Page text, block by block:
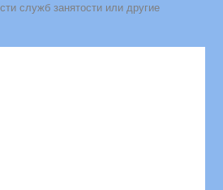
служб занятости или другие